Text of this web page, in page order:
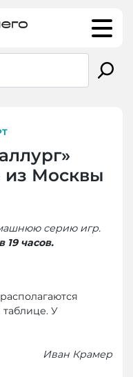
из Москвы
серию игр.
в 19 часов.
располагаются
У
Иван Крамер